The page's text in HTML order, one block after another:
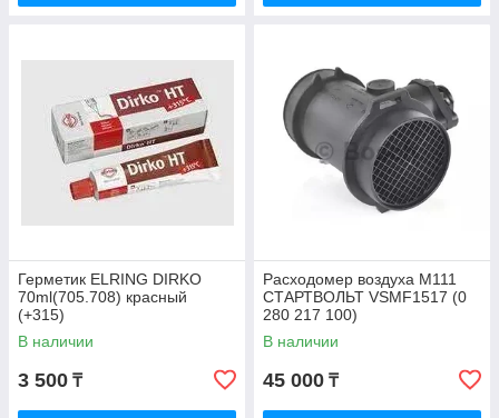
Герметик ELRING DIRKO
70ml(705.708) красный
(+315)
В наличии
3 500 ₸
Расходомер воздуха M111
СТАРТВОЛЬТ VSMF1517 (0
280 217 100)
В наличии
45 000 ₸